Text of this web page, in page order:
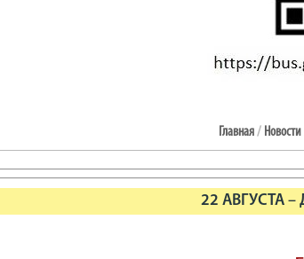
Главная / Новости
22 АВГУСТА